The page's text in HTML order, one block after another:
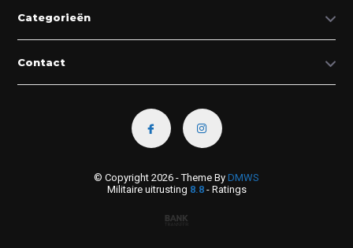
Categorieën
Contact
© Copyright 2026 - Theme By DMWS
Militaire uitrusting 8.8- Ratings